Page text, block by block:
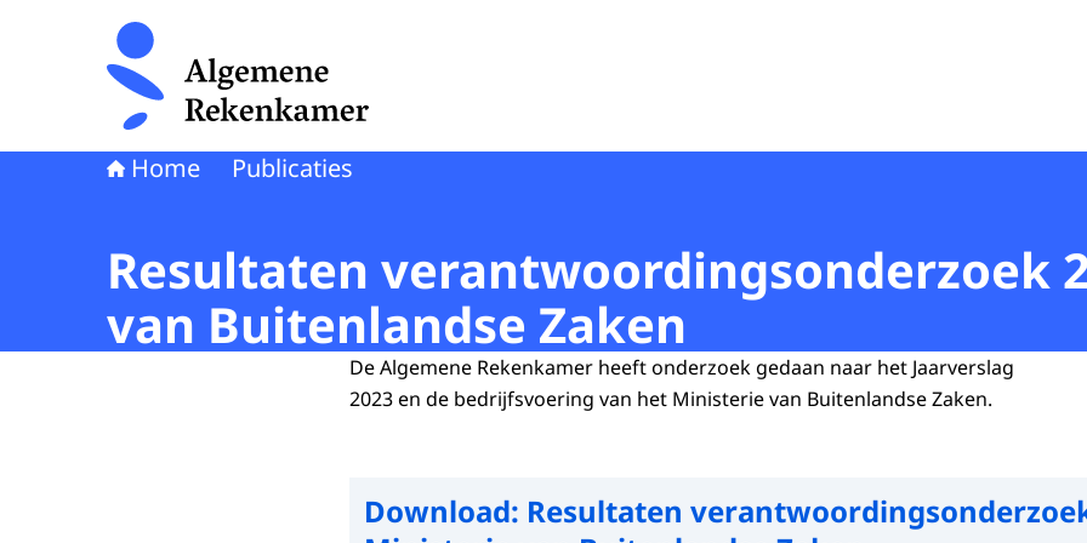
Naar de homepage van Algemene Rekenkamer
Home Publicaties
Resultaten verantwoordingsonderzoek
van Buitenlandse Zaken
De Algemene Rekenkamer heeft onderzoek gedaan naar het Jaarverslag
2023 en de bedrijfsvoering van het Ministerie van Buitenlandse Zaken.
Download: Resultaten